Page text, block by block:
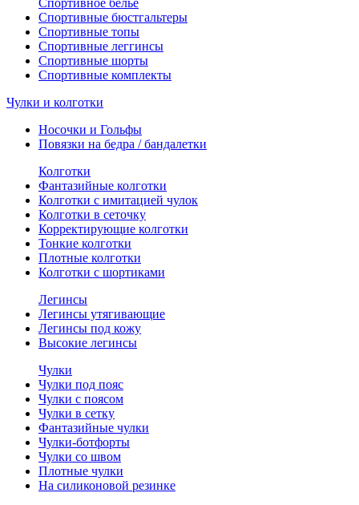
Спортивное белье
Спортивные бюстгальтеры
Спортивные топы
Спортивные леггинсы
Спортивные шорты
Спортивные комплекты
Чулки и колготки
Носочки и Гольфы
Повязки на бедра / бандалетки
Колготки
Фантазийные колготки
Колготки с имитацией чулок
Колготки в сеточку
Корректирующие колготки
Тонкие колготки
Плотные колготки
Колготки с шортиками
Легинсы
Легинсы утягивающие
Легинсы под кожу
Высокие легинсы
Чулки
Чулки под пояс
Чулки с поясом
Чулки в сетку
Фантазийные чулки
Чулки-ботфорты
Чулки со швом
Плотные чулки
На силиконовой резинке